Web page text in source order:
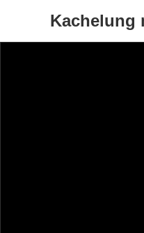
Kachelung